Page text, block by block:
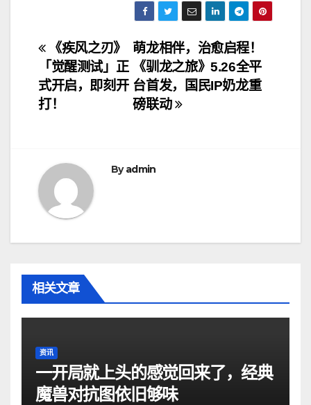
文
章
导
萌龙相伴，治愈启程！
《驯龙之旅》5.26全平
台首发，国民IP奶龙重
磅联动
《疾风之刃》
「觉醒测试」正
式开启，即刻开
打！
Byadmin
相关文章
资讯
一开局就上头的感觉回来了，经典
魔兽对抗图依旧够味